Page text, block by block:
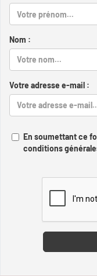
Nom :
Votre adresse e-mail :
En soumettant ce
conditions